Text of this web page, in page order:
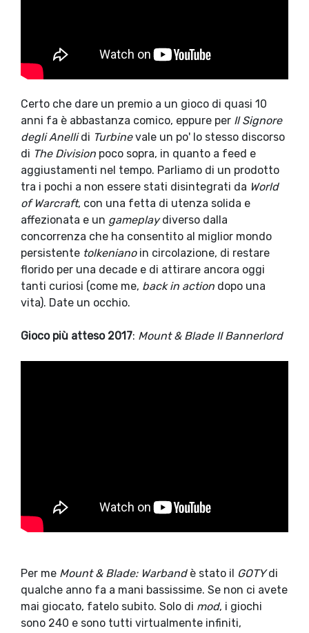
Certo che dare un premio a un gioco di quasi 10
anni fa è abbastanza comico, eppure per Il Signore
degli Anellidi Turbinevale un po' lo stesso discorso
di The Division poco sopra, in quanto a feed e
aggiustamenti nel tempo. Parliamo di un prodotto
tra i pochi a non essere stati disintegrati da World
of Warcraft, con una fetta di utenza solida e
affezionata e un gameplaydiverso dalla
concorrenza che ha consentito al miglior mondo
persistente tolkenianoin circolazione, di restare
florido per una decade e di attirare ancora oggi
tanti curiosi (come me, back in action dopo una
vita). Date un occhio.
Gioco più atteso 2017: Mount & Blade II Bannerlord
Per me Mount & Blade: Warbandè stato il GOTYdi
qualche anno fa a mani bassissime. Se non ci avete
mai giocato, fatelo subito. Solo di mod, i giochi
sono 240 e sono tutti virtualmente infiniti,